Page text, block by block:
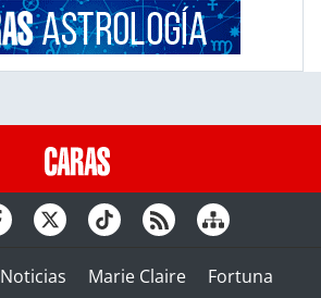
Noticias Marie Claire
Fortuna